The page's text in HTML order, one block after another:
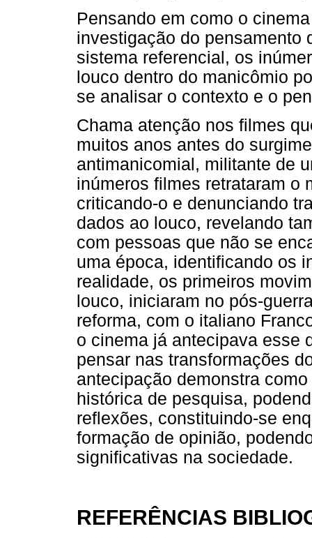
Pensando em como o
investigação do pensamento
sistema referencial, os
louco dentro do manicômio
se analisar o contexto e o
Chama atenção nos filmes
muitos anos antes do
antimanicomial, militante de
inúmeros filmes retrataram o
criticando-o e denunciando
dados ao louco, revelando
com pessoas que não se
uma época, identificando os
realidade, os primeiros
louco, iniciaram no pós-
reforma, com o italiano
o cinema já antecipava esse
pensar nas transformações
antecipação demonstra
histórica de pesquisa,
reflexões, constituindo-se
formação de opinião,
significativas na sociedade.
REFERÊNCIAS